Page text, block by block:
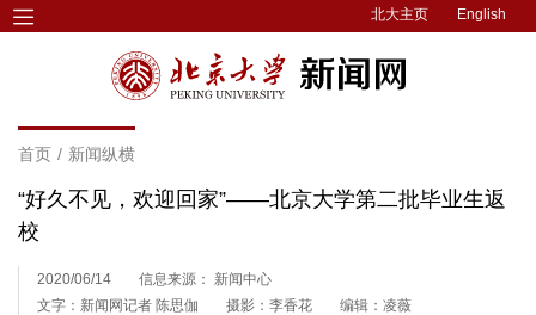
北大主页 English
首页 / 新闻纵横
“好久不见，欢迎回家”——北京大学第二批毕业生返
校
2020/06/14
信息来源： 新闻中心
文字：新闻网记者 陈思伽
摄影：李香花
编辑：凌薇